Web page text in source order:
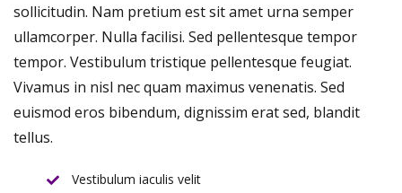
sollicitudin. Nam pretium est sit amet urna semper
ullamcorper. Nulla facilisi. Sed pellentesque tempor
tempor. Vestibulum tristique pellentesque feugiat.
Vivamus in nisl nec quam maximus venenatis. Sed
euismod eros bibendum, dignissim erat sed, blandit
tellus.
Vestibulum iaculis velit